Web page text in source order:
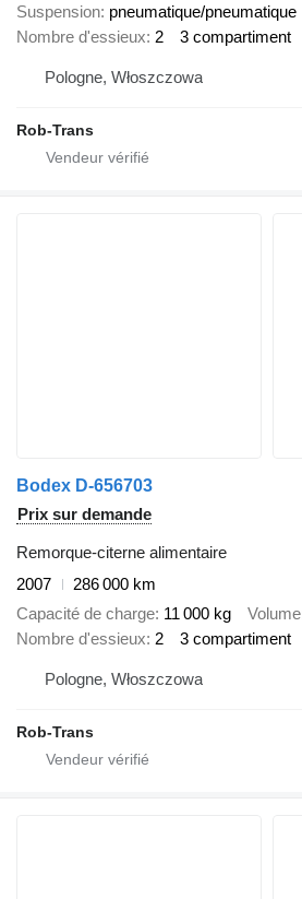
Suspension pneumatique/pneumatique
Nombre d'essieux 2 3 compartiment
Pologne, Włoszczowa
Rob-Trans
Bodex D-656703
Prix sur demande
Remorque-citerne alimentaire
2007
286 000 km
Capacité de charge 11 000 kg Volume
Nombre d'essieux 2 3 compartiment
Pologne, Włoszczowa
Rob-Trans